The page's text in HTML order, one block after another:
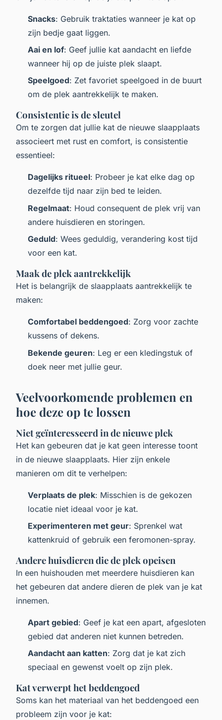
Snacks: Gebruik traktaties wanneer je kat op
zijn bedje gaat liggen.
Aai en lof: Geef jullie kat aandacht en liefde
wanneer hij op de juiste plek slaapt.
Speelgoed: Zet favoriet speelgoed in de buurt
om de plek aantrekkelijk te maken.
Consistentie is de sleutel
Om te zorgen dat jullie kat de nieuwe slaapplaats
associeert met rust en comfort, is consistentie
essentieel:
Dagelijks ritueel: Probeer je kat elke dag op
dezelfde tijd naar zijn bed te leiden.
Regelmaat: Houd consequent de plek vrij van
andere huisdieren en storingen.
Geduld: Wees geduldig, verandering kost tijd
voor een kat.
Maak de plek aantrekkelijk
Het is belangrijk de slaapplaats aantrekkelijk te
maken:
Comfortabel beddengoed: Zorg voor zachte
kussens of dekens.
Bekende geuren: Leg er een kledingstuk of
doek neer met jullie geur.
Veelvoorkomende problemen en
hoe deze op te lossen
Niet geïnteresseerd in de nieuwe plek
Het kan gebeuren dat je kat geen interesse toont
in de nieuwe slaapplaats. Hier zijn enkele
manieren om dit te verhelpen:
Verplaats de plek: Misschien is de gekozen
locatie niet ideaal voor je kat.
Experimenteren met geur: Sprenkel wat
kattenkruid of gebruik een feromonen-spray.
Andere huisdieren die de plek opeisen
In een huishouden met meerdere huisdieren kan
het gebeuren dat andere dieren de plek van je kat
innemen.
Apart gebied: Geef je kat een apart, afgesloten
gebied dat anderen niet kunnen betreden.
Aandacht aan katten: Zorg dat je kat zich
speciaal en gewenst voelt op zijn plek.
Kat verwerpt het beddengoed
Soms kan het materiaal van het beddengoed een
probleem zijn voor je kat: